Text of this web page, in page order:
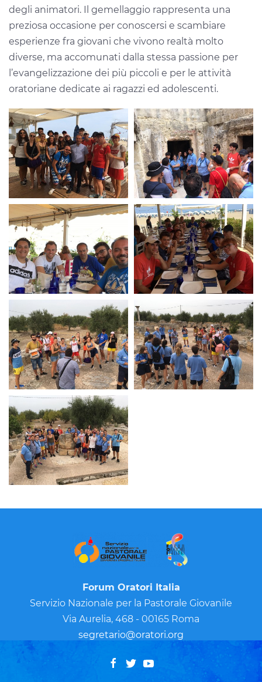
degli animatori. Il gemellaggio rappresenta una
preziosa occasione per conoscersi e scambiare
esperienze fra giovani che vivono realtà molto
diverse, ma accomunati dalla stessa passione per
l’evangelizzazione dei più piccoli e per le attività
oratoriane dedicate ai ragazzi ed adolescenti.
Forum Oratori Italia
Servizio Nazionale per la Pastorale Giovanile
Via Aurelia, 468 - 00165 Roma
segretario@oratori.org